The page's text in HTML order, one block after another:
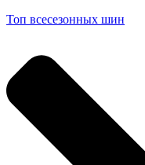
Топ всесезонных шин